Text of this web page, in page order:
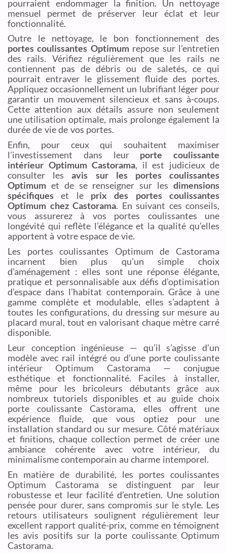
pourraient endommager la finition. Un nettoyage
mensuel permet de préserver leur éclat et leur
fonctionnalité.
Outre le nettoyage, le bon fonctionnement des
portes coulissantes Optimumrepose sur l’entretien
des rails. Vérifiez régulièrement que les rails ne
contiennent pas de débris ou de saletés, ce qui
pourrait entraver le glissement fluide des portes.
Appliquez occasionnellement un lubrifiant léger pour
garantir un mouvement silencieux et sans à-coups.
Cette attention aux détails assure non seulement
une utilisation optimale, mais prolonge également la
durée de vie de vos portes.
Enfin, pour ceux qui souhaitent maximiser
l’investissement dans leur porte coulissante
intérieur Optimum Castorama, il est judicieux de
consulter lesavis sur les portes coulissantes
Optimum et de se renseigner sur les dimensions
spécifiques et le prix des portes coulissantes
Optimum chez Castorama. En suivant ces conseils,
vous assurerez à vos portes coulissantes une
longévité qui reflète l’élégance et la qualité qu’elles
apportent à votre espace de vie.
Les portes coulissantes Optimum de Castorama
incarnent bien plus qu’un simple choix
d’aménagement : elles sont une réponse élégante,
pratique et personnalisable aux défis d’optimisation
d’espace dans l’habitat contemporain. Grâce à une
gamme complète et modulable, elles s’adaptent à
toutes les configurations, du dressing sur mesure au
placard mural, tout en valorisant chaque mètre carré
disponible.
Leur conception ingénieuse — qu’il s’agisse d’un
modèle avec rail intégré ou d’une porte coulissante
intérieur Optimum Castorama — conjugue
esthétique et fonctionnalité. Faciles à installer,
même pour les bricoleurs débutants grâce aux
nombreux tutoriels disponibles et au guide choix
porte coulissante Castorama, elles offrent une
expérience fluide, que vous optiez pour une
installation standard ou sur mesure. Côté matériaux
et finitions, chaque collection permet de créer une
ambiance cohérente avec votre intérieur, du
minimalisme contemporain au charme intemporel.
En matière de durabilité, les portes coulissantes
Optimum Castorama se distinguent par leur
robustesse et leur facilité d’entretien. Une solution
pensée pour durer, sans compromis sur le style. Les
retours utilisateurs soulignent régulièrement leur
excellent rapport qualité-prix, comme en témoignent
les avis positifs sur la porte coulissante Optimum
Castorama.